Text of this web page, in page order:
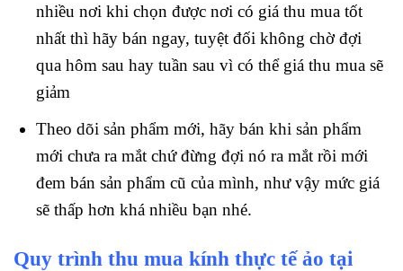
nhiều nơi khi chọn được nơi có giá thu mua tốt
nhất thì hãy bán ngay, tuyệt đối không chờ đợi
qua hôm sau hay tuần sau vì có thể giá thu mua sẽ
giảm
Theo dõi sản phẩm mới, hãy bán khi sản phẩm
mới chưa ra mắt chứ đừng đợi nó ra mắt rồi mới
đem bán sản phẩm cũ của mình, như vậy mức giá
sẽ thấp hơn khá nhiều bạn nhé.
Quy trình thu mua kính thực tế ảo tại